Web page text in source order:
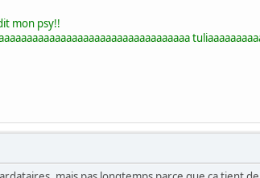
mon psy!!